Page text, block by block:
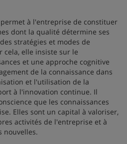
à l'entreprise de constituer
dont la qualité détermine ses
stratégies et modes de
cela, elle insiste sur le
et une approche cognitive
de la connaissance dans
et l'utilisation de la
à l'innovation continue. Il
que les connaissances
Elles sont un capital à valoriser,
activités de l'entreprise et à
nouvelles.